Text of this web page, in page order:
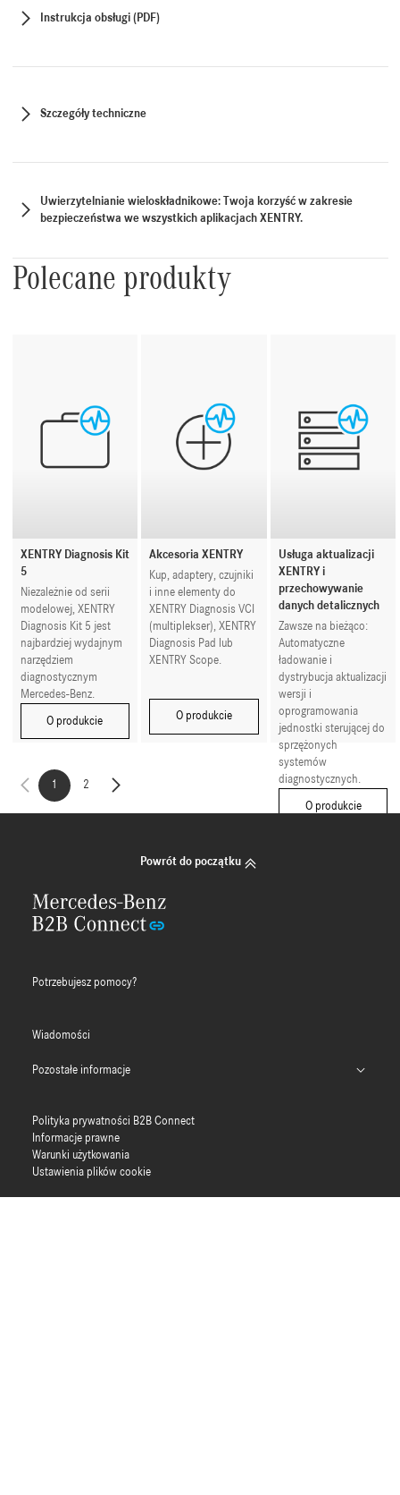
Instrukcja obsługi (PDF)
Szczegóły techniczne
Uwierzytelnianie wieloskładnikowe: Twoja korzyść w zakresie
bezpieczeństwa we wszystkich aplikacjach XENTRY.
Polecane produkty
XENTRY Diagnosis Kit
5
Niezależnie od serii
modelowej, XENTRY
Diagnosis Kit 5 jest
najbardziej wydajnym
narzędziem
diagnostycznym
Mercedes-Benz.
O produkcie
Akcesoria XENTRY
Kup, adaptery, czujniki
i inne elementy do
XENTRY Diagnosis VCI
(multiplekser), XENTRY
Diagnosis Pad lub
XENTRY Scope.
O produkcie
Usługa aktualizacji
XENTRY i
przechowywanie
danych detalicznych
Zawsze na bieżąco:
Automatyczne
ładowanie i
dystrybucja aktualizacji
wersji i
oprogramowania
jednostki sterującej do
sprzężonych
systemów
diagnostycznych.
O produkcie
1 2
Powrót do początku
Potrzebujesz pomocy?
Wiadomości
Pozostałe informacje
Wpisz numery homologacji (PDF)
Przewodniku po usłudze MFA
Polityka prywatności B2B Connect
Informacje prawne
Warunki użytkowania
Ustawienia plików cookie